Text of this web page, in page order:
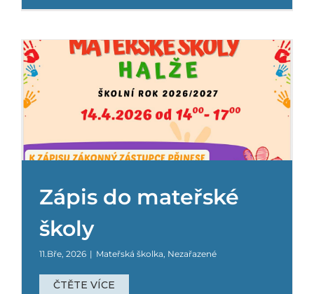
Zápis do mateřské
školy
11.Bře, 2026 | Mateřská školka, Nezařazené
ČTĚTE VÍCE